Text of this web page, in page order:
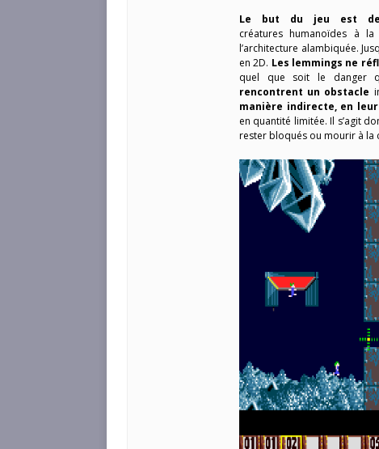
Le but du jeu est de
créatures humanoïdes à
l’architecture alambiquée.
en 2D. Les lemmings ne
quel que soit le danger
rencontrent un obstacle
manière indirecte, en
en quantité limitée. Il s’agit
rester bloqués ou mourir à la